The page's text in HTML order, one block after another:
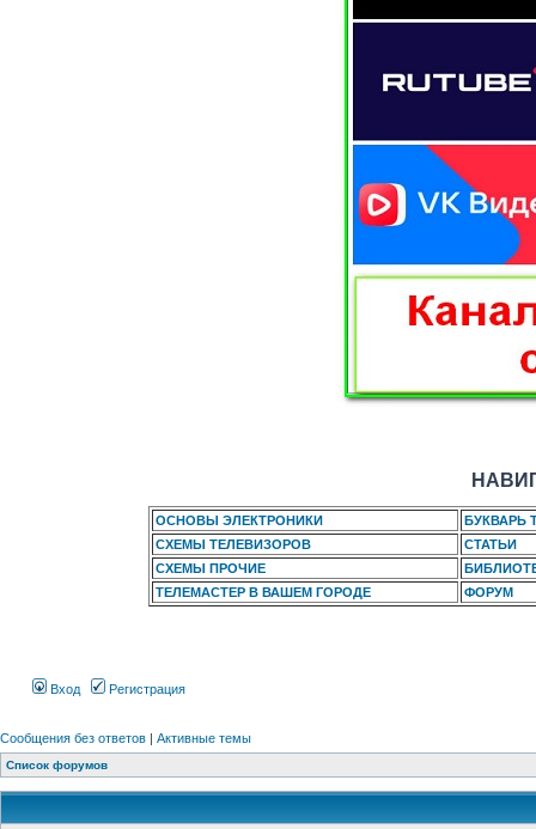
ОСНОВЫ ЭЛЕКТРОНИКИ
БУКВАРЬ
СХЕМЫ ТЕЛЕВИЗОРОВ
СТАТЬИ
СХЕМЫ ПРОЧИЕ
ТЕЛЕМАСТЕР В ВАШЕМ ГОРОДЕ
ФОРУМ
Вход Регистрация
Сообщения без ответов | Активные темы
Список форумов